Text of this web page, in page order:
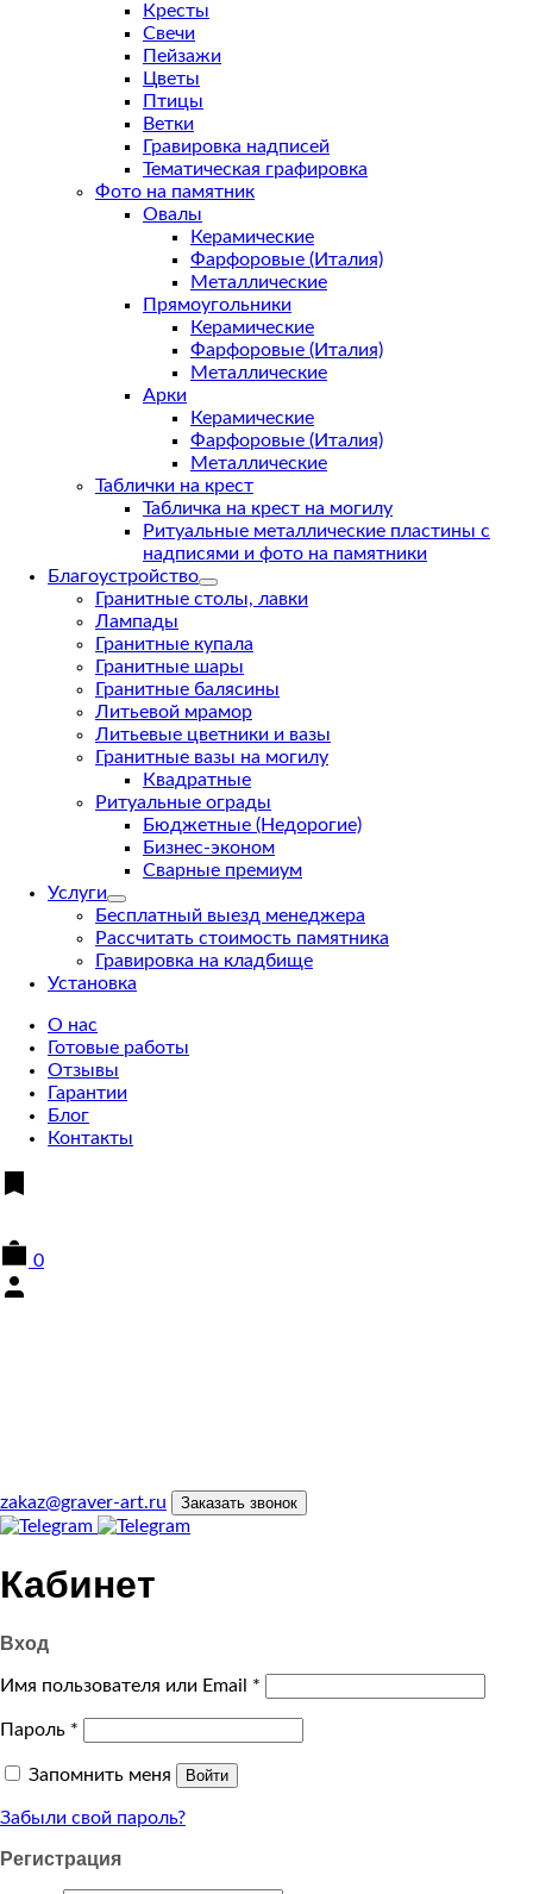
Кресты
Свечи
Пейзажи
Цветы
Птицы
Ветки
Гравировка надписей
Тематическая графировка
Фото на памятник
Овалы
Керамические
Фарфоровые (Италия)
Металлические
Прямоугольники
Керамические
Фарфоровые (Италия)
Металлические
Арки
Керамические
Фарфоровые (Италия)
Металлические
Таблички на крест
Табличка на крест на могилу
Ритуальные металлические пластины с
надписями и фото на памятники
Благоустройство
Гранитные столы, лавки
Лампады
Гранитные купала
Гранитные шары
Гранитные балясины
Литьевой мрамор
Литьевые цветники и вазы
Гранитные вазы на могилу
Квадратные
Ритуальные ограды
Бюджетные (Недорогие)
Бизнес-эконом
Сварные премиум
Услуги
Бесплатный выезд менеджера
Рассчитать стоимость памятника
Гравировка на кладбище
Установка
О нас
Готовые работы
Отзывы
Гарантии
Блог
Контакты
0
zakaz@graver-art.ru Заказать звонок
Кабинет
Вход
Имя пользователя или Email *
Пароль *
Запомнить меня Войти
Забыли свой пароль?
Регистрация